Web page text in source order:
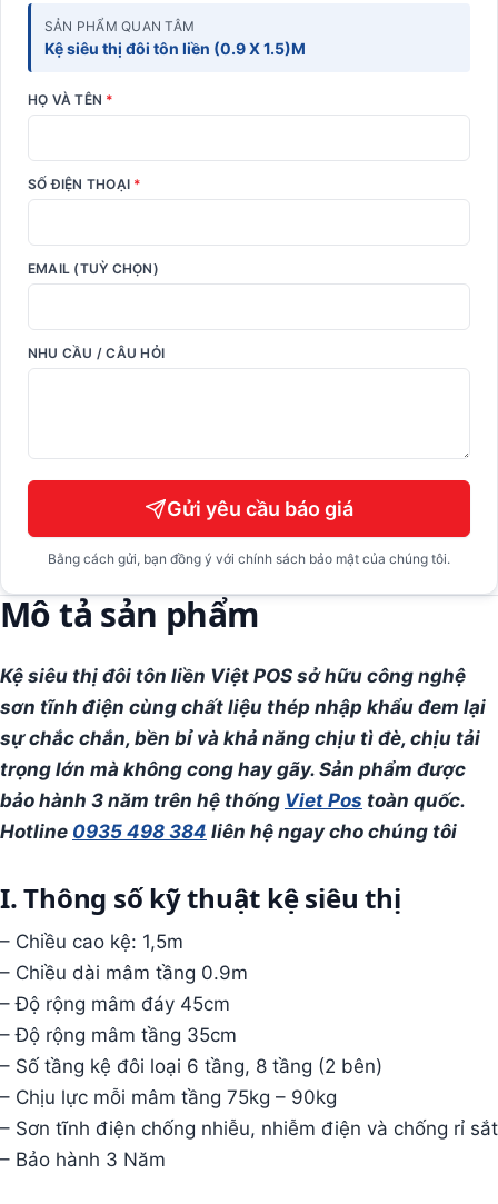
SẢN PHẨM QUAN TÂM
Kệ siêu thị đôi tôn liền (0.9 X 1.5)M
HỌ VÀ TÊN *
SỐ ĐIỆN THOẠI *
EMAIL (TUỲ CHỌN)
NHU CẦU / CÂU HỎI
Gửi yêu cầu báo giá
Bằng cách gửi, bạn đồng ý với chính sách bảo mật của chúng tôi.
Mô tả sản phẩm
Kệ siêu thị đôi tôn liền Việt POS sở hữu công nghệ
sơn tĩnh điện cùng chất liệu thép nhập khẩu đem lại
sự chắc chắn, bền bỉ và khả năng chịu tì đè, chịu tải
trọng lớn mà không cong hay gãy. Sản phẩm được
bảo hành 3 năm trên hệ thống Viet Pos toàn quốc.
Hotline 0935 498 384 liên hệ ngay cho chúng tôi
I. Thông số kỹ thuật kệ siêu thị
– Chiều cao kệ: 1,5m
– Chiều dài mâm tầng 0.9m
– Độ rộng mâm đáy 45cm
– Độ rộng mâm tầng 35cm
– Số tầng kệ đôi loại 6 tầng, 8 tầng (2 bên)
– Chịu lực mỗi mâm tầng 75kg – 90kg
– Sơn tĩnh điện chống nhiễu, nhiễm điện và chống rỉ sắt
– Bảo hành 3 Năm